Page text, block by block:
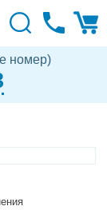
номер)